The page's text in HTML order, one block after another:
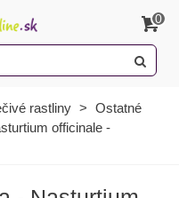
0
rastliny > Ostatné
officinale -